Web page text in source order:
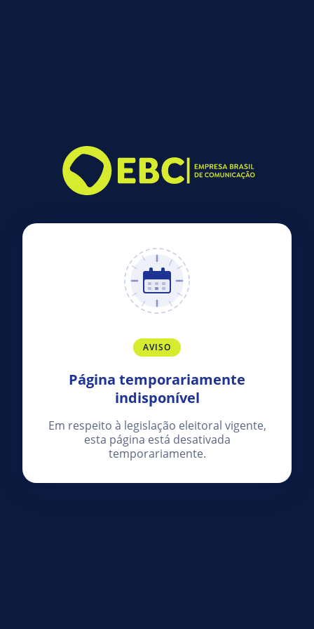
AVISO
Página temporariamente
indisponível
Em respeito à legislação eleitoral vigente,
esta página está desativada
temporariamente.